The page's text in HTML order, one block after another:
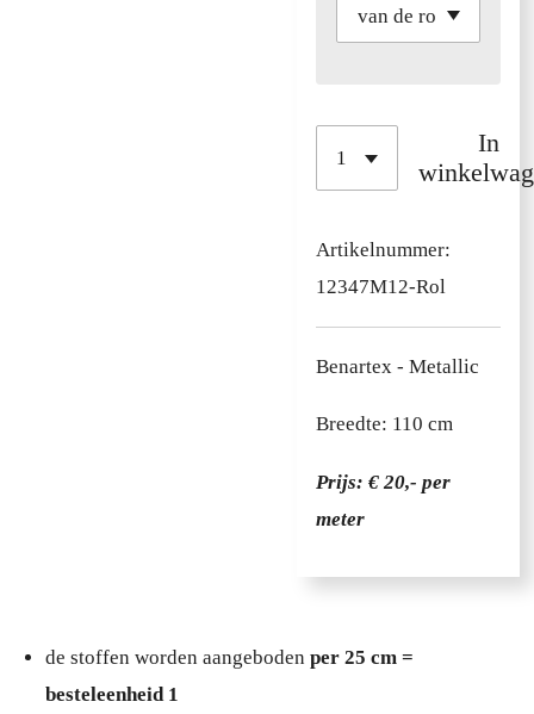
In
Artikelnummer:
12347M12-Rol
Benartex - Metallic
Breedte: 110 cm
Prijs: € 20,- per
meter
de stoffen worden aangeboden per 25 cm =
besteleenheid 1